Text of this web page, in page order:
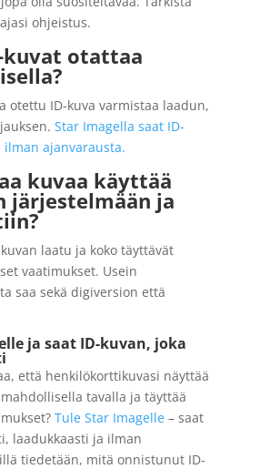
ohjeistus.
kuvat otattaa
otettu ID-kuva varmistaa laadun,
Star Imagella saat ID-
ilman ajanvarausta.
kuvaa käyttää
järjestelmään ja
laatu ja koko täyttävät
vaatimukset. Usein
saa sekä digiversion että
ja saat ID-kuvan, joka
että henkilökorttikuvasi näyttää
tavalla ja täyttää
Tule Star Imagelle– saat
laadukkaasti ja ilman
tiedetään, mitä onnistunut ID-